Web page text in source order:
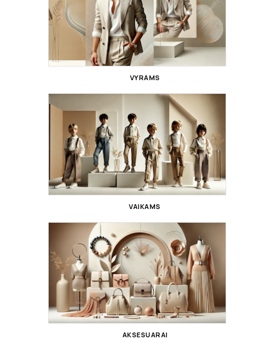
VYRAMS
VAIKAMS
AKSESUARAI